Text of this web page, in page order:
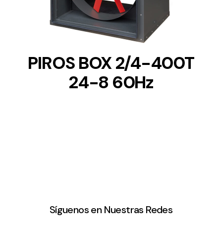
PIROS BOX 2/4-400T
24-8 60Hz
Síguenos en Nuestras Redes